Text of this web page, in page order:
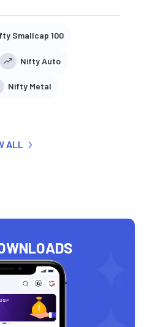
Smallcap 100
Nifty Auto
Nifty Metal
ALL